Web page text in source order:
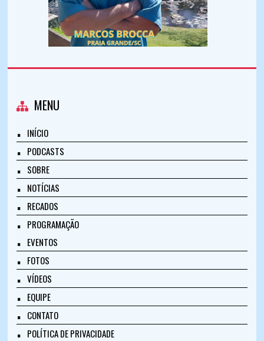
MENU
INÍCIO
PODCASTS
SOBRE
NOTÍCIAS
RECADOS
PROGRAMAÇÃO
EVENTOS
FOTOS
VÍDEOS
EQUIPE
CONTATO
POLÍTICA DE PRIVACIDADE